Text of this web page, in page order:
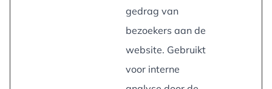
gedrag van
bezoekers aan de
website. Gebruikt
voor interne